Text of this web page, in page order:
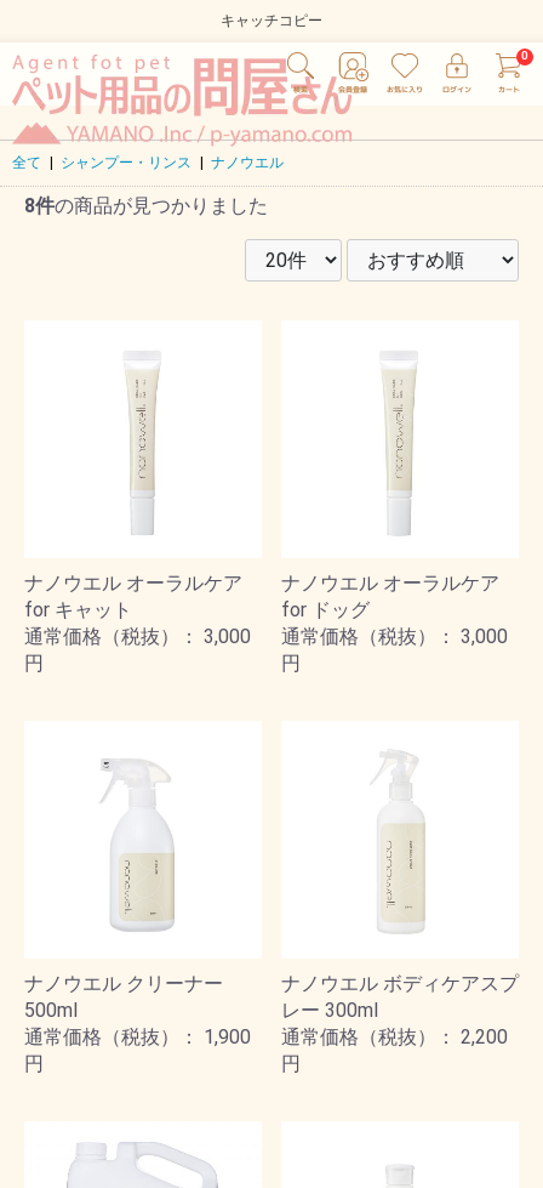
キャッチコピー
全て シャンプー・リンス ナノウエル
8件の商品が見つかりました
ナノウエル オーラルケア
for キャット
通常価格（税抜）： 3,000
円
ナノウエル オーラルケア
for ドッグ
通常価格（税抜）： 3,000
円
ナノウエル クリーナー
500ml
通常価格（税抜）： 1,900
円
ナノウエル ボディケアスプ
レー 300ml
通常価格（税抜）： 2,200
円